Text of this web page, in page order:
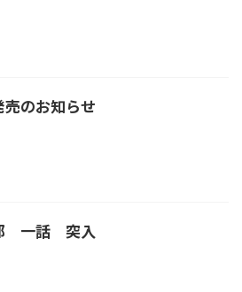
売のお知らせ
一話 突入